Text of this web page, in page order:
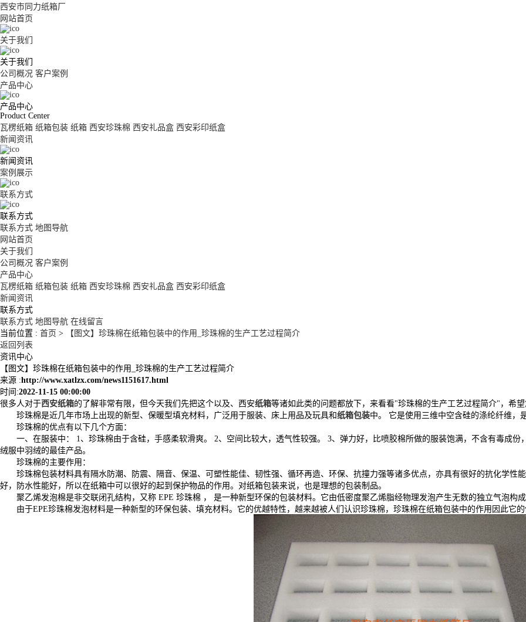
西安市同力纸箱厂
网站首页
关于我们
关于我们
公司概况 客户案例
产品中心
产品中心
Product Center
瓦楞纸箱 纸箱包装 纸箱 西安珍珠棉 西安礼品盒 西安彩印纸盒
新闻资讯
新闻资讯
案例展示
联系方式
联系方式
联系方式 地图导航
网站首页
关于我们
公司概况 客户案例
产品中心
瓦楞纸箱 纸箱包装 纸箱 西安珍珠棉 西安礼品盒 西安彩印纸盒
新闻资讯
联系方式
联系方式 地图导航 在线留言
当前位置 : 首页 >
【图文】珍珠棉在纸箱包装中的作用_珍珠棉的生产工艺过程简介
返回列表
资讯中心
【图文】珍珠棉在纸箱包装中的作用_珍珠棉的生产工艺过程简介
来源 :http://www.xatlzx.com/news1151617.html
时间:2022-11-15 00:00:00
很多人对于西安纸箱的了解非常有限，但今天我们先把这个以及、西安纸箱等诸如此类的问题都放下，来看看"珍珠棉的生产工艺过程简介"，希
珍珠棉是近几年市场上出现的新型、保暖型填充材料，广泛用于服装、床上用品及玩具和纸箱包装中。 它是使用三维中空含硅的涤纶纤维，
珍珠棉的优点有以下几个方面：
一、在服装中： 1、珍珠棉由于含硅，手感柔软滑爽。 2、空间比较大，透气性较强。 3、弹力好，比喷胶棉所做的服装饱满，不含有毒成
绒服中羽绒的最佳产品。
珍珠棉的主要作用：
珍珠棉包装材料具有隔水防潮、防震、隔音、保温、可塑性能佳、韧性强、循环再造、环保、抗撞力强等诸多优点，亦具有很好的抗化学性
好，防水性能好，所以在纸箱中可以很好的起到保护物品的作用。对纸箱包装来说，也是理想的包装制品。
聚乙烯发泡棉是非交联闭孔结构，又称 EPE 珍珠棉 ， 是一种新型环保的包装材料。它由低密度聚乙烯脂经物理发泡产生无数的独立气泡构
由于EPE珍珠棉发泡材料是一种新型的环保包装、填充材料。它的优越特性，越来越被人们认识珍珠棉，珍珠棉在纸箱包装中的作用因此它的